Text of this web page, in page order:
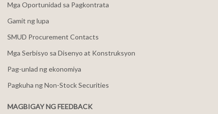
Mga Oportunidad sa Pagkontrata
Gamit ng lupa
SMUD Procurement Contacts
Mga Serbisyo sa Disenyo at Konstruksyon
Pag-unlad ng ekonomiya
Pagkuha ng Non-Stock Securities
MAGBIGAY NG FEEDBACK